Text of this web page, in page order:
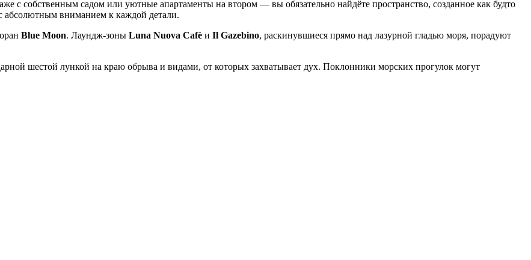
с собственным садом или уютные апартаменты на втором — вы обязательно найдёте пространство, созданное как будто
абсолютным вниманием к каждой детали.
Blue Moon. Лаундж-зоны Luna Nuova Cafè и Il Gazebino, раскинувшиеся прямо над лазурной гладью моря, порадуют
шестой лункой на краю обрыва и видами, от которых захватывает дух. Поклонники морских прогулок могут